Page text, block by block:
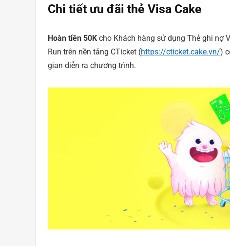
Chi tiết ưu đãi thẻ Visa Cake
Hoàn tiền 50K cho Khách hàng sử dụng Thẻ ghi nợ
Run trên nền tảng CTicket (https://cticket.cake.vn/)
gian diễn ra chương trình.